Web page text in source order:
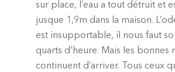
sur place, l’eau a tout détruit et
jusque 1,9m dans la maison.
est insupportable, il nous faut
quarts d’heure. Mais les bonnes
continuent d’arriver. Tous ceux